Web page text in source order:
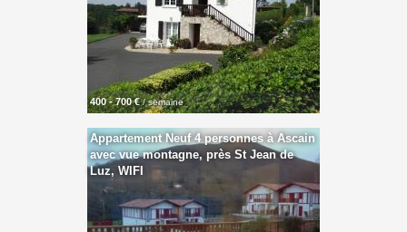
400 - 700 €/ semaine
Appartement Neuf 4 personnes à Ascain
avec vue montagne, près St Jean de
Luz, WIFI